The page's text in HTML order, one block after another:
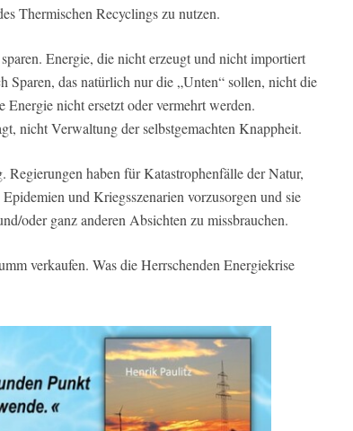
Thermischen Recyclings zu nutzen.
Energie, die nicht erzeugt und nicht importiert
Sparen, das natürlich nur die „Unten“ sollen, nicht die
Energie nicht ersetzt oder vermehrt werden.
nicht Verwaltung der selbstgemachten Knappheit.
haben für Katastrophenfälle der Natur,
und Kriegsszenarien vorzusorgen und sie
oder ganz anderen Absichten zu missbrauchen.
verkaufen. Was die Herrschenden Energiekrise